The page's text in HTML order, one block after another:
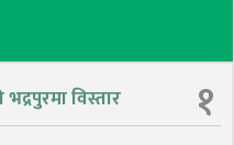
विस्तार १